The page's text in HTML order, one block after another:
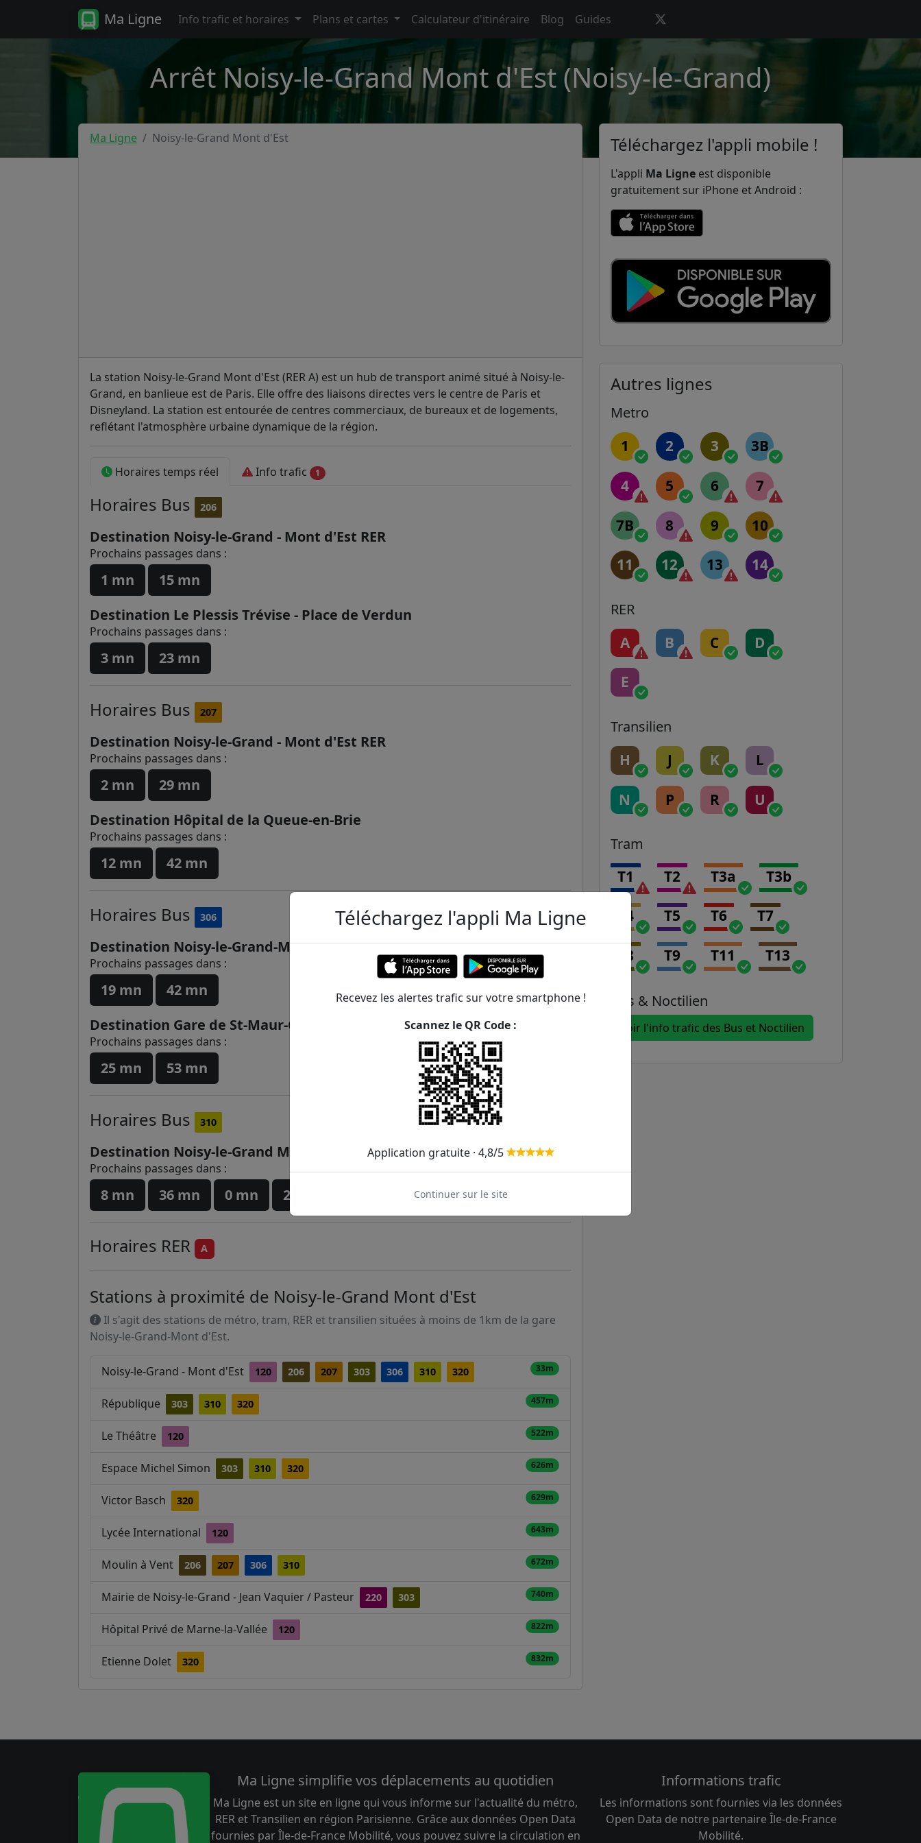
Ma Ligne Info trafic et horaires Plans et cartes Calculateur d'itinéraire Blog Guides
Arrêt Noisy-le-Grand Mont d'Est (Noisy-le-Grand)
Ma Ligne Noisy-le-Grand Mont d'Est
La station Noisy-le-Grand Mont d'Est (RER A) est un hub de transport animé situé à Noisy-le-
Grand, en banlieue est de Paris. Elle offre des liaisons directes vers le centre de Paris et
Disneyland. La station est entourée de centres commerciaux, de bureaux et de logements,
reflétant l'atmosphère urbaine dynamique de la région.
Horaires temps réel Info trafic 1
Horaires Bus 206
Destination Noisy-le-Grand - Mont d'Est RER
Prochains passages dans :
1 mn
15 mn
Destination Le Plessis Trévise - Place de Verdun
Prochains passages dans :
3 mn 23 mn
Horaires Bus 207
Destination Noisy-le-Grand - Mont d'Est RER
Prochains passages dans :
2 mn
29 mn
Destination Hôpital de la Queue-en-Brie
Prochains passages dans :
12 mn 42 mn
Horaires Bus 306
Destination Noisy-le-Grand-Mont d'Est RER
Prochains passages dans :
19 mn
42 mn
Destination Gare de St-Maur-Créteil RER
Prochains passages dans :
25 mn 53 mn
Horaires Bus 310
Destination Noisy-le-Grand Mont d'Est RER
Prochains passages dans :
8 mn 36 mn 0 mn 29 mn
Horaires RER A
Stations à proximité de Noisy-le-Grand Mont d'Est
Il s'agit des stations de métro, tram, RER et transilien situées à moins de 1km de la gare
Noisy-le-Grand-Mont d'Est.
Noisy-le-Grand - Mont d'Est 120 206 207 303 306 310 320 33m
République 303 310 320 457m
Le Théâtre 120 522m
Espace Michel Simon 303 310 320 626m
Victor Basch 320 629m
Lycée International 120 643m
Moulin à Vent 206 207 306 310 672m
Mairie de Noisy-le-Grand - Jean Vaquier / Pasteur 220 303 740m
Hôpital Privé de Marne-la-Vallée 120 822m
Etienne Dolet 320 832m
Téléchargez l'appli mobile !
L'appli Ma Ligne est disponible
gratuitement sur iPhone et Android :
Autres lignes
Metro
1 2 3 3B
4 5 6 7
7B 8 9 10
11 12 13 14
RER
A B C D
E
Transilien
H J K L
N P R U
Tram
T1 T2 T3a T3b
T4 T5 T6 T7
T8 T9 T11 T13
Bus & Noctilien
Voir l'info trafic des Bus et Noctilien
Ma Ligne simplifie vos déplacements au quotidien
Ma Ligne est un site en ligne qui vous informe sur l'actualité du métro,
RER et Transilien en région Parisienne. Grâce aux données Open Data
fournies par Île-de-France Mobilité, vous pouvez suivre la circulation en
Informations trafic
Les informations sont fournies via les données
Open Data de notre partenaire Île-de-France
Mobilité.
Téléchargez l'appli Ma Ligne
Recevez les alertes trafic sur votre smartphone !
Scannez le QR Code :
Application gratuite · 4,8/5
Continuer sur le site